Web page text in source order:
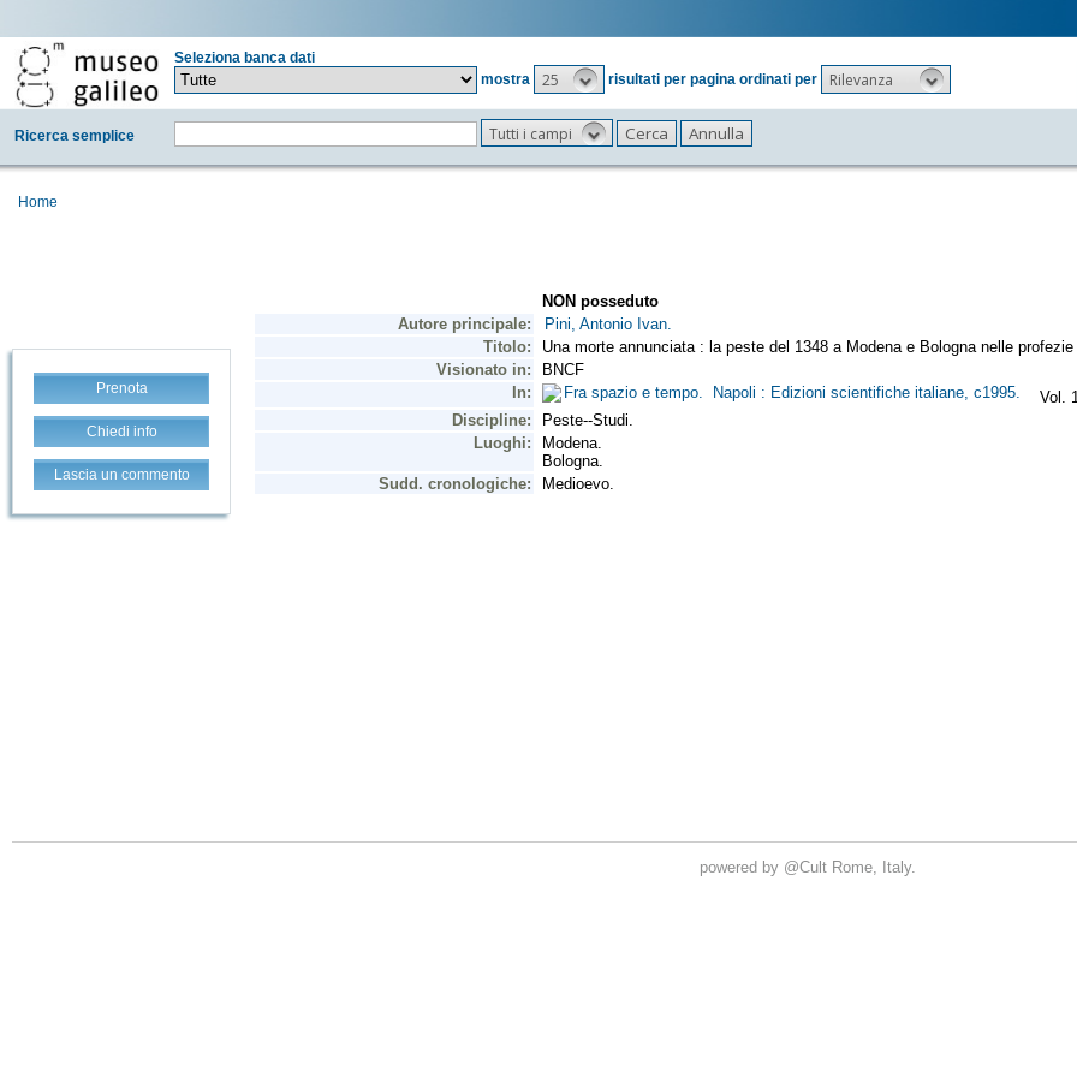
Seleziona banca dati
mostra
25 risultati per pagina ordinati per Rilevanza
Ricerca semplice Tutti i campi
Home
Prenota
Chiedi info
Lascia un commento
powered by @Cult Rome, Italy.